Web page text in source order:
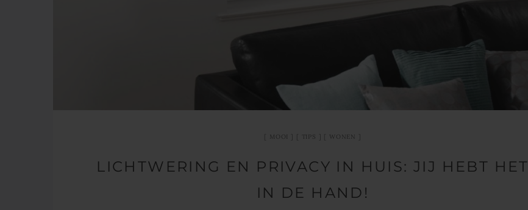
MOOI TIPS WONEN
LICHTWERING EN PRIVACY IN HUIS: JIJ HEBT HET
IN DE HAND!